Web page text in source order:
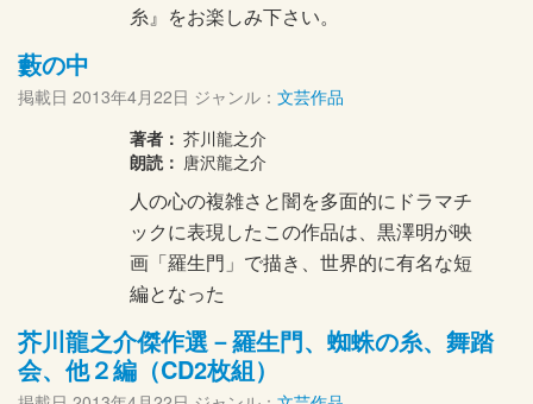
糸』をお楽しみ下さい。
藪の中
掲載日 2013年4月22日 ジャンル： 文芸作品
著者： 芥川龍之介
朗読： 唐沢龍之介
人の心の複雑さと闇を多面的にドラマチ
ックに表現したこの作品は、黒澤明が映
画「羅生門」で描き、世界的に有名な短
編となった
芥川龍之介傑作選－羅生門、蜘蛛の糸、舞踏
会、他２編（CD2枚組）